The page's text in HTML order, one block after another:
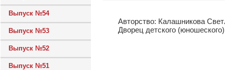
Выпуск №54
Выпуск №53
Выпуск №52
Выпуск №51
Авторcтво: Калашникова
Дворец детского